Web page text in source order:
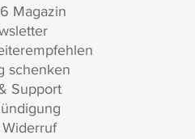
Magazin
schenken
Support